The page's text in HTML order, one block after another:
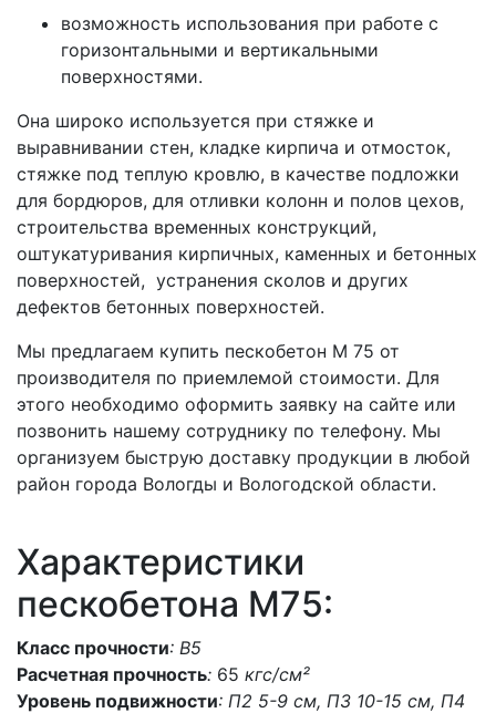
возможность использования при работе с
горизонтальными и вертикальными
поверхностями.
Она широко используется при стяжке и
выравнивании стен, кладке кирпича и отмосток,
стяжке под теплую кровлю, в качестве подложки
для бордюров, для отливки колонн и полов цехов,
строительства временных конструкций,
оштукатуривания кирпичных, каменных и бетонных
поверхностей, устранения сколов и других
дефектов бетонных поверхностей.
Мы предлагаем купить пескобетон М 75 от
производителя по приемлемой стоимости. Для
этого необходимо оформить заявку на сайте или
позвонить нашему сотруднику по телефону. Мы
организуем быструю доставку продукции в любой
район города Вологды и Вологодской области.
Характеристики
пескобетона M75:
Класс прочности: В5
Расчетная прочность: 65 кгс/см²
Уровень подвижности: П2 5-9 см, П3 10-15 см, П4